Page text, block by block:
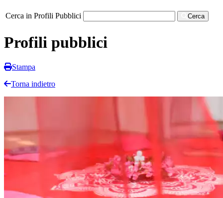
Cerca in Profili Pubblici Cerca
Profili pubblici
Stampa
Torna indietro